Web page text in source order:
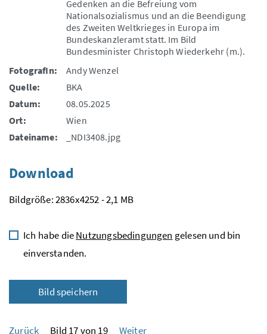
Gedenken an die Befreiung vom
Nationalsozialismus und an die Beendigung
des Zweiten Weltkrieges in Europa im
Bundeskanzleramt statt. Im Bild
Bundesminister Christoph Wiederkehr (m.).
FotografIn:
Andy Wenzel
Quelle:
BKA
Datum:
08.05.2025
Ort:
Wien
Dateiname:
_NDI3408.jpg
Download
Bildgröße: 2836x4252 - 2,1 MB
Ich habe dieNutzungsbedingungen gelesen und bin
einverstanden.
Bild speichern
Zurück Bild 17 von 19 Weiter